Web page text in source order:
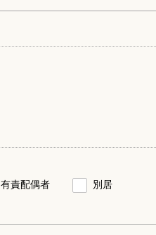
有責配偶者
別居